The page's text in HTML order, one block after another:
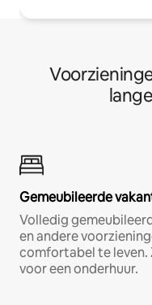
Gemeubileerde
Volledig
en andere
comfortabel te
voor een onderhuur.